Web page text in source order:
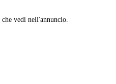
vedi nell'annuncio.